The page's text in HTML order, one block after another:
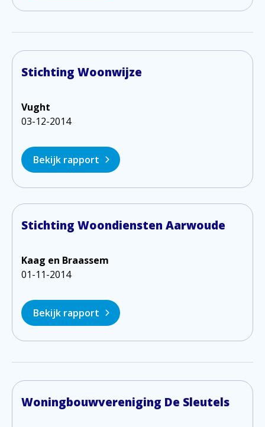
Stichting Woonwijze
Vught
03-12-2014
Bekijk rapport
Stichting Woondiensten Aarwoude
Kaag en Braassem
01-11-2014
Bekijk rapport
Woningbouwvereniging De Sleutels